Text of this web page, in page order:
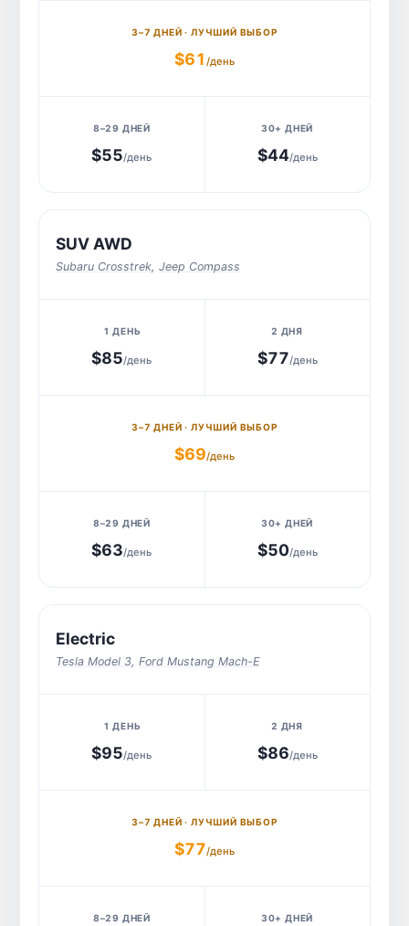
$61 /день
$55/день $44/день
SUV AWD
Subaru Crosstrek,Jeep Compass
$85/день $77/день
$69/день
$63/день $50/день
Electric
Tesla Model 3,Ford Mustang Mach-E
$95/день $86/день
$77/день